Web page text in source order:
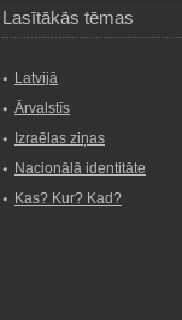
Lasītākās tēmas
Latvijā
Ārvalstīs
Izraēlas ziņas
Nacionālā identitāte
Kas? Kur? Kad?